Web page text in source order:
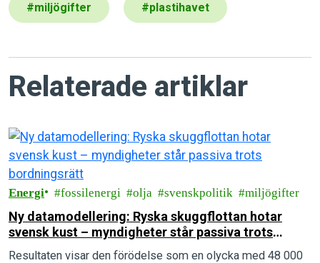
#miljögifter #plastihavet
Relaterade artiklar
Energi fossilenergi olja svenskpolitik miljögifter
Ny datamodellering: Ryska skuggflottan hotar
svensk kust – myndigheter står passiva trots
bordningsrätt
Resultaten visar den förödelse som en olycka med 48 000